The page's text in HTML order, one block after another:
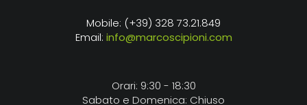
Mobile: (+39) 328 73.21.849
Email: info@marcoscipioni.com
Orari: 9:30 - 18:30
Sabato e Domenica: Chiuso